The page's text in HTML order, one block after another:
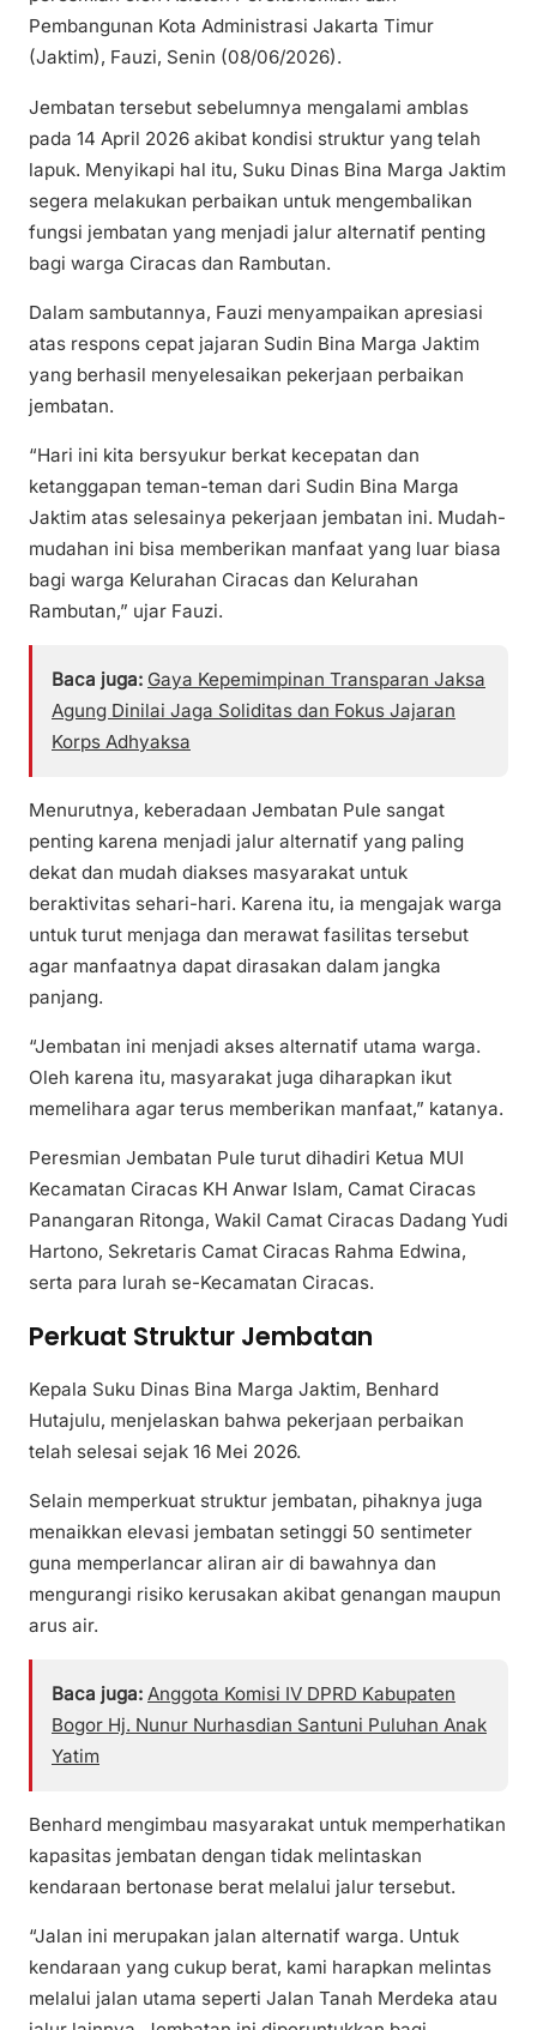
Pembangunan Kota Administrasi Jakarta Timur
(Jaktim), Fauzi, Senin (08/06/2026).
Jembatan tersebut sebelumnya mengalami amblas
pada 14 April 2026 akibat kondisi struktur yang telah
lapuk. Menyikapi hal itu, Suku Dinas Bina Marga Jaktim
segera melakukan perbaikan untuk mengembalikan
fungsi jembatan yang menjadi jalur alternatif penting
bagi warga Ciracas dan Rambutan.
Dalam sambutannya, Fauzi menyampaikan apresiasi
atas respons cepat jajaran Sudin Bina Marga Jaktim
yang berhasil menyelesaikan pekerjaan perbaikan
jembatan.
“Hari ini kita bersyukur berkat kecepatan dan
ketanggapan teman-teman dari Sudin Bina Marga
Jaktim atas selesainya pekerjaan jembatan ini. Mudah-
mudahan ini bisa memberikan manfaat yang luar biasa
bagi warga Kelurahan Ciracas dan Kelurahan
Rambutan,” ujar Fauzi.
Baca juga: Gaya Kepemimpinan Transparan Jaksa
Agung Dinilai Jaga Soliditas dan Fokus Jajaran
Korps Adhyaksa
Menurutnya, keberadaan Jembatan Pule sangat
penting karena menjadi jalur alternatif yang paling
dekat dan mudah diakses masyarakat untuk
beraktivitas sehari-hari. Karena itu, ia mengajak warga
untuk turut menjaga dan merawat fasilitas tersebut
agar manfaatnya dapat dirasakan dalam jangka
panjang.
“Jembatan ini menjadi akses alternatif utama warga.
Oleh karena itu, masyarakat juga diharapkan ikut
memelihara agar terus memberikan manfaat,” katanya.
Peresmian Jembatan Pule turut dihadiri Ketua MUI
Kecamatan Ciracas KH Anwar Islam, Camat Ciracas
Panangaran Ritonga, Wakil Camat Ciracas Dadang Yudi
Hartono, Sekretaris Camat Ciracas Rahma Edwina,
serta para lurah se-Kecamatan Ciracas.
Perkuat Struktur Jembatan
Kepala Suku Dinas Bina Marga Jaktim, Benhard
Hutajulu, menjelaskan bahwa pekerjaan perbaikan
telah selesai sejak 16 Mei 2026.
Selain memperkuat struktur jembatan, pihaknya juga
menaikkan elevasi jembatan setinggi 50 sentimeter
guna memperlancar aliran air di bawahnya dan
mengurangi risiko kerusakan akibat genangan maupun
arus air.
Baca juga: Anggota Komisi IV DPRD Kabupaten
Bogor Hj. Nunur Nurhasdian Santuni Puluhan Anak
Yatim
Benhard mengimbau masyarakat untuk memperhatikan
kapasitas jembatan dengan tidak melintaskan
kendaraan bertonase berat melalui jalur tersebut.
“Jalan ini merupakan jalan alternatif warga. Untuk
kendaraan yang cukup berat, kami harapkan melintas
melalui jalan utama seperti Jalan Tanah Merdeka atau